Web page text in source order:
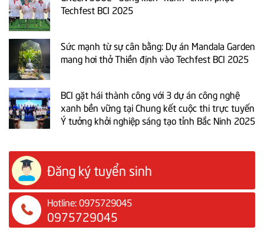
Techfest BCI 2025
Sức mạnh từ sự cân bằng: Dự án Mandala Garden
mang hơi thở Thiền định vào Techfest BCI 2025
BCI gặt hái thành công với 3 dự án công nghệ
xanh bền vững tại Chung kết cuộc thi trực tuyến
Ý tưởng khởi nghiệp sáng tạo tỉnh Bắc Ninh 2025
Đăng ký tuyển sinh
Hotline: 0975729045
0975729045